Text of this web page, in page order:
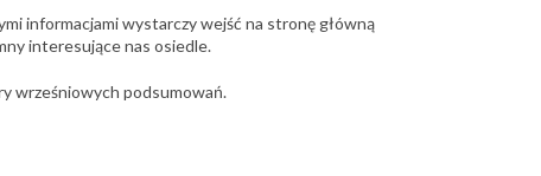
informacjami wystarczy wejść na stronę główną
interesujące nas osiedle.
wrześniowych podsumowań.